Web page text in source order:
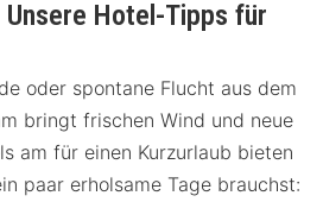
Hotel-Tipps für
oder spontane Flucht aus dem
bringt frischen Wind und neue
am für einen Kurzurlaub bieten
paar erholsame Tage brauchst: